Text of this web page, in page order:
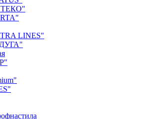
LINES"